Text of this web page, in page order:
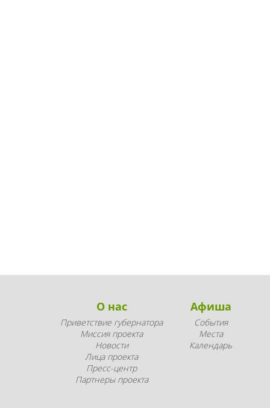
О нас
Приветствие губернатора
Миссия проекта
Новости
Лица проекта
Пресс-центр
Партнеры проекта
Афиша
События
Места
Календарь